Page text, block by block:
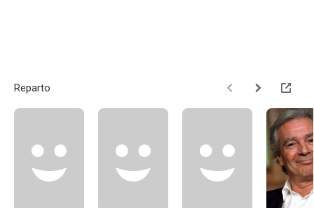
Reparto